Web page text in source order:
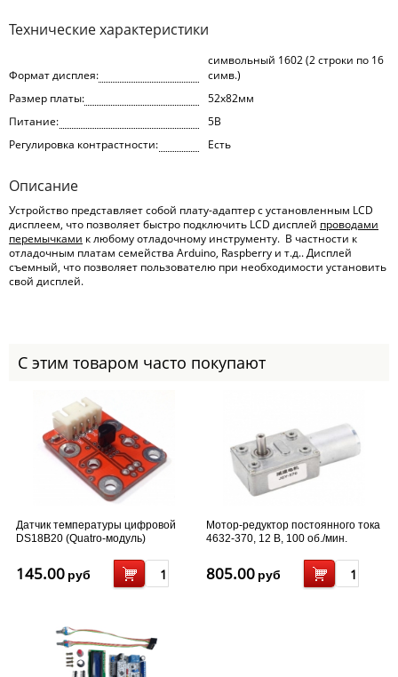
Технические характеристики
Формат дисплея:
символьный 1602 (2 строки по 16
симв.)
Размер платы:
52x82мм
Питание:
5В
Регулировка контрастности:
Есть
Описание
Устройство представляет собой плату-адаптер с установленным LCD
дисплеем, что позволяет быстро подключить LCD дисплей проводами
перемычками к любому отладочному инструменту. В частности к
отладочным платам семейства Arduino, Raspberry и т.д.. Дисплей
съемный, что позволяет пользователю при необходимости установить
свой дисплей.
С этим товаром часто покупают
Датчик температуры цифровой
DS18B20 (Quatro-модуль)
145.00 руб
Мотор-редуктор постоянного тока
4632-370, 12 В, 100 об./мин.
805.00 руб